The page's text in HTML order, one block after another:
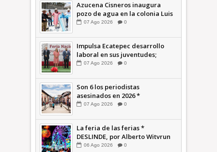
Azucena Cisneros inaugura
pozo de agua en la colonia Luis
Donaldo Colosio +Video |
07 Ago 2026 0
Impulsa Ecatepec desarrollo
laboral en sus juventudes;
inauguran Feria de Empleo y
INFORMATIVA
07 Ago 2026 0
Son 6 los periodistas
asesinados en 2026 *
COMENTARIO A TIEMPO
07 Ago 2026 0
La feria de las ferias *
DESLINDE, por Alberto Witvrun
06 Ago 2026 0